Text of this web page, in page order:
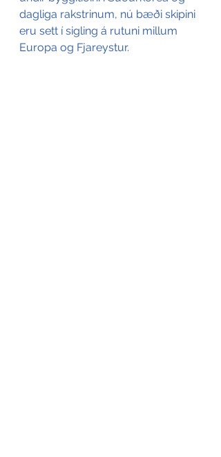
dagliga rakstrinum, nú bæði skipini
eru sett í sigling á rutuni millum
Europa og Fjareystur.